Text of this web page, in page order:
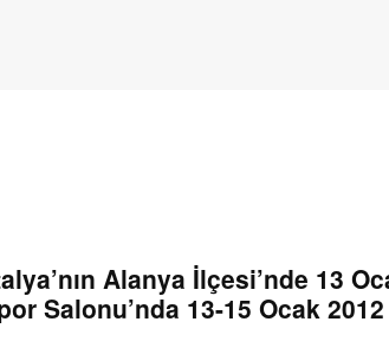
Alanya İlçesi’nde 13
Salonu’nda 13-15 Ocak